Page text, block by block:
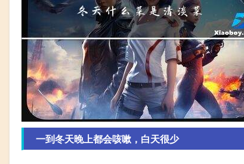
一到冬天晚上都会咳嗽，白天很少